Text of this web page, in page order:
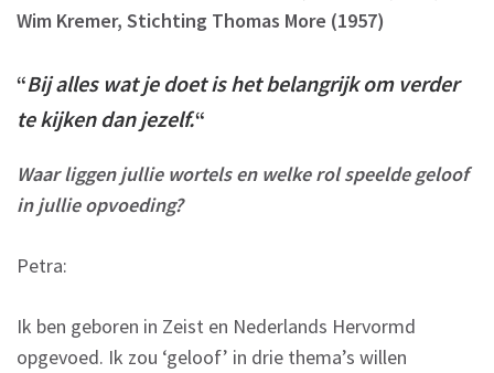
Wim Kremer, Stichting Thomas More (1957)
“Bij alles wat je doet is het belangrijk om verder
te kijken dan jezelf.“
Waar liggen jullie wortels en welke rol speelde geloof
in jullie opvoeding?
Petra:
Ik ben geboren in Zeist en Nederlands Hervormd
opgevoed. Ik zou ‘geloof’ in drie thema’s willen